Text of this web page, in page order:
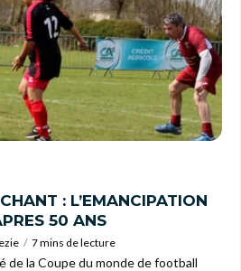
: L’EMANCIPATION
50 ANS
7 mins de lecture
la Coupe du monde de football